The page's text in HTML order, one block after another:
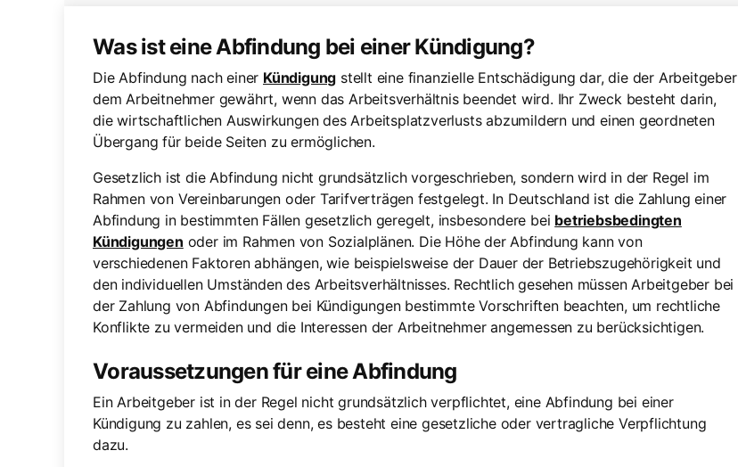
Was ist eine Abfindung bei einer Kündigung?
Die Abfindung nach einer Kündigung stellt eine finanzielle Entschädigung dar, die der Arbeitgeber
dem Arbeitnehmer gewährt, wenn das Arbeitsverhältnis beendet wird. Ihr Zweck besteht darin,
die wirtschaftlichen Auswirkungen des Arbeitsplatzverlusts abzumildern und einen geordneten
Übergang für beide Seiten zu ermöglichen.
Gesetzlich ist die Abfindung nicht grundsätzlich vorgeschrieben, sondern wird in der Regel im
Rahmen von Vereinbarungen oder Tarifverträgen festgelegt. In Deutschland ist die Zahlung einer
Abfindung in bestimmten Fällen gesetzlich geregelt, insbesondere bei betriebsbedingten
Kündigungen oder im Rahmen von Sozialplänen. Die Höhe der Abfindung kann von
verschiedenen Faktoren abhängen, wie beispielsweise der Dauer der Betriebszugehörigkeit und
den individuellen Umständen des Arbeitsverhältnisses. Rechtlich gesehen müssen Arbeitgeber bei
der Zahlung von Abfindungen bei Kündigungen bestimmte Vorschriften beachten, um rechtliche
Konflikte zu vermeiden und die Interessen der Arbeitnehmer angemessen zu berücksichtigen.
Voraussetzungen für eine Abfindung
Ein Arbeitgeber ist in der Regel nicht grundsätzlich verpflichtet, eine Abfindung bei einer
Kündigung zu zahlen, es sei denn, es besteht eine gesetzliche oder vertragliche Verpflichtung
dazu.